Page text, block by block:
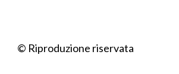
© Riproduzione riservata